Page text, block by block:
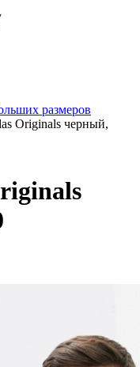
размеров
Originals черный,